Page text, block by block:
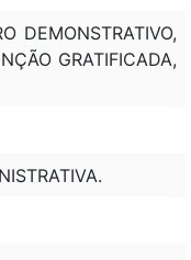
DEMONSTRATIVO,
GRATIFICADA,